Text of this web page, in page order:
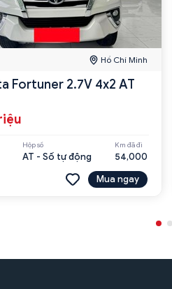
Hồ Chí Minh
Fortuner 2.7V 4x2 AT
Hộp số
AT - Số tự động
Km đã đi
54,000
Mua ngay